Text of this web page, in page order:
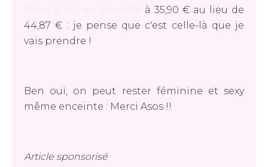
à 35,90 € au lieu de
44,87 € : je pense que c'est celle-là que je
vais prendre !
Ben oui, on peut rester féminine et sexy
même enceinte : Merci Asos !!
Article sponsorisé